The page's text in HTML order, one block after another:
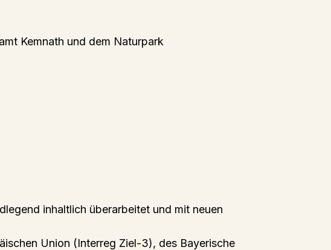
Kemnath und dem Naturpark
inhaltlich überarbeitet und mit neuen
Union (Interreg Ziel-3), des Bayerische